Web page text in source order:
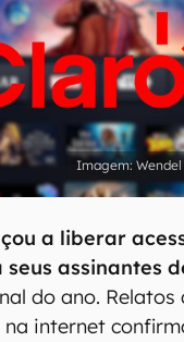
a liberar
assinantes
do ano. Relatos
internet